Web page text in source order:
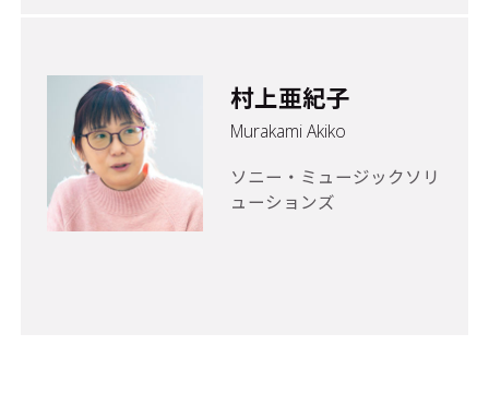
村上亜紀子
Murakami Akiko
ソニー・ミュージックソリ
ューションズ